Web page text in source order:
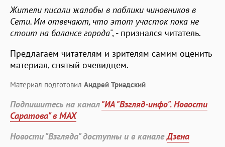
Жители писали жалобы в паблики чиновников в
Сети. Им отвечают, что этот участок пока не
стоит на балансе города", - признался читатель.
Предлагаем читателям и зрителям самим оценить
материал, снятый очевидцем.
Материал подготовил Андрей Триадский
Подпишитесь на канал"ИА "Взгляд-инфо". Новости
Саратова" в MAX
Новости "Взгляда" доступны и в каналеДзена